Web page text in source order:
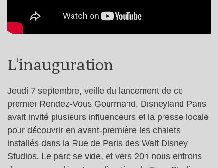
L’inauguration
Jeudi 7 septembre, veille du lancement de ce
premier Rendez-Vous Gourmand, Disneyland Paris
avait invité plusieurs influenceurs et la presse locale
pour découvrir en avant-première les chalets
installés dans la Rue de Paris des Walt Disney
Studios. Le parc se vide, et vers 20h nous entrons